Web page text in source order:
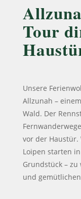
Tour
Unsere
Allzunah –
Wald. Der
vor der Haustür.
Loipen starten
Grundstück –
und